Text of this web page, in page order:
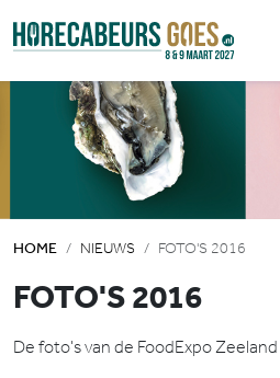
HOME NIEUWS FOTO'S 2016
FOTO'S 2016
De foto's van de FoodExpo